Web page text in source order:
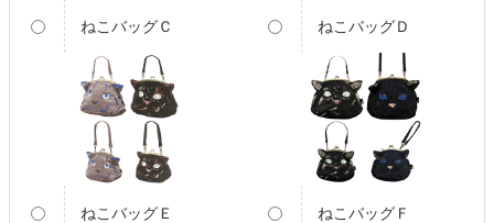
ねこバッグＣ ねこバッグＤ
ねこバッグＥ ねこバッグＦ